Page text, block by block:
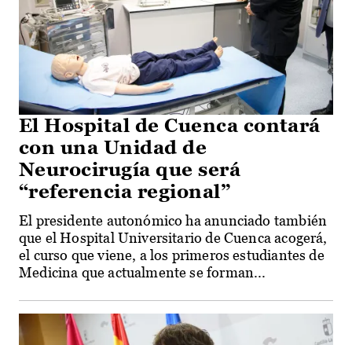
El Hospital de Cuenca contará
con una Unidad de
Neurocirugía que será
“referencia regional”
El presidente autonómico ha anunciado también
que el Hospital Universitario de Cuenca acogerá,
el curso que viene, a los primeros estudiantes de
Medicina que actualmente se forman...